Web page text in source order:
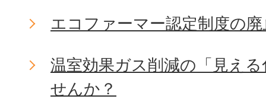
エコファーマー認定制度の
温室効果ガス削減の「見え
せんか？